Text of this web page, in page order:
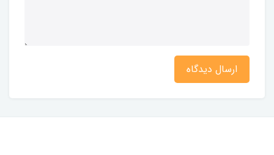
ارسال دیدگاه